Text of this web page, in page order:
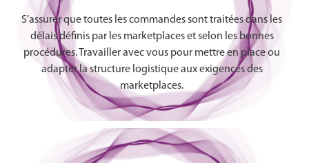
S’assurer que toutes les commandes sont traitées dans les
délais définis par les marketplaces et selon les bonnes
procédures. Travailler avec vous pour mettre en place ou
adapter la structure logistique aux exigences des
marketplaces.